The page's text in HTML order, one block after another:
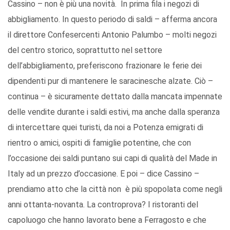
Cassino – non è più una novità. In prima fila i negozi di
abbigliamento. In questo periodo di saldi – afferma ancora
il direttore Confesercenti Antonio Palumbo – molti negozi
del centro storico, soprattutto nel settore
dell’abbigliamento, preferiscono frazionare le ferie dei
dipendenti pur di mantenere le saracinesche alzate. Ciò –
continua – è sicuramente dettato dalla mancata impennate
delle vendite durante i saldi estivi, ma anche dalla speranza
di intercettare quei turisti, da noi a Potenza emigrati di
rientro o amici, ospiti di famiglie potentine, che con
l’occasione dei saldi puntano sui capi di qualità del Made in
Italy ad un prezzo d’occasione. E poi – dice Cassino –
prendiamo atto che la città non è più spopolata come negli
anni ottanta-novanta. La controprova? I ristoranti del
capoluogo che hanno lavorato bene a Ferragosto e che